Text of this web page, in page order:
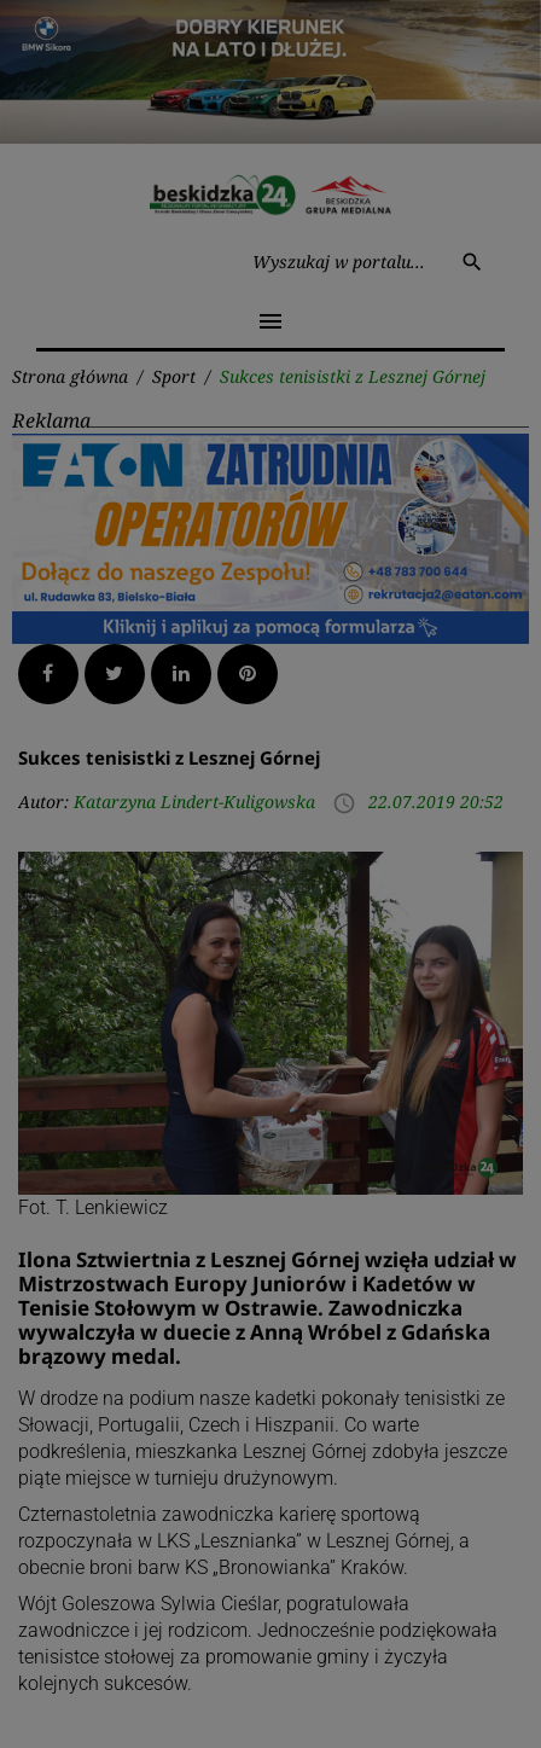
Przejdź
treści
search
menu
Strona główna / Sport / Sukces tenisistki z Lesznej Górnej
Reklama
Facebook Twitter LinkedInPinterest
Sukces tenisistki z Lesznej Górnej
Autor: Katarzyna Lindert-Kuligowska access_time 22.07.2019 20:52
Fot. T. Lenkiewicz
Ilona Sztwiertnia z Lesznej Górnej wzięła udział w
Mistrzostwach Europy Juniorów i Kadetów w
Tenisie Stołowym w Ostrawie. Zawodniczka
wywalczyła w duecie z Anną Wróbel z Gdańska
brązowy medal.
W drodze na podium nasze kadetki pokonały tenisistki ze
Słowacji, Portugalii, Czech i Hiszpanii. Co warte
podkreślenia, mieszkanka Lesznej Górnej zdobyła jeszcze
piąte miejsce w turnieju drużynowym.
Czternastoletnia zawodniczka karierę sportową
rozpoczynała w LKS „Lesznianka” w Lesznej Górnej, a
obecnie broni barw KS „Bronowianka” Kraków.
Wójt Goleszowa Sylwia Cieślar, pogratulowała
zawodniczce i jej rodzicom. Jednocześnie podziękowała
tenisistce stołowej za promowanie gminy i życzyła
kolejnych sukcesów.